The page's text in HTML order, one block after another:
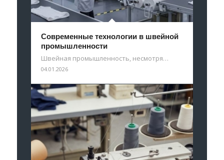
Современные технологии в швейной
промышленности
Швейная промышленность, несмотря…
04.01.2026